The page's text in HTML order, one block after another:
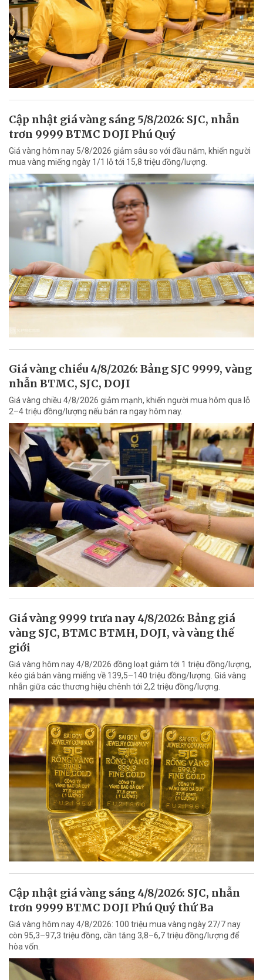
Cập nhật giá vàng sáng 5/8/2026: SJC, nhẫn
trơn 9999 BTMC DOJI Phú Quý
Giá vàng hôm nay 5/8/2026 giảm sâu so với đầu năm, khiến người
mua vàng miếng ngày 1/1 lỗ tới 15,8 triệu đồng/lượng.
Giá vàng chiều 4/8/2026: Bảng SJC 9999, vàng
nhẫn BTMC, SJC, DOJI
Giá vàng chiều 4/8/2026 giảm mạnh, khiến người mua hôm qua lỗ
2–4 triệu đồng/lượng nếu bán ra ngay hôm nay.
Giá vàng 9999 trưa nay 4/8/2026: Bảng giá
vàng SJC, BTMC BTMH, DOJI, và vàng thế
giới
Giá vàng hôm nay 4/8/2026 đồng loạt giảm tới 1 triệu đồng/lượng,
kéo giá bán vàng miếng về 139,5–140 triệu đồng/lượng. Giá vàng
nhẫn giữa các thương hiệu chênh tới 2,2 triệu đồng/lượng.
Cập nhật giá vàng sáng 4/8/2026: SJC, nhẫn
trơn 9999 BTMC DOJI Phú Quý thứ Ba
Giá vàng hôm nay 4/8/2026: 100 triệu mua vàng ngày 27/7 nay
còn 95,3–97,3 triệu đồng, cần tăng 3,8–6,7 triệu đồng/lượng để
hòa vốn.